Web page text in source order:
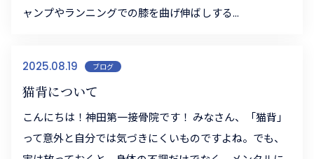
ャンプやランニングでの膝を曲げ伸ばしする...
2025.08.19 ブログ
猫背について
こんにちは！神田第一接骨院です！ みなさん、「猫背」
って意外と自分では気づきにくいものですよね。でも、